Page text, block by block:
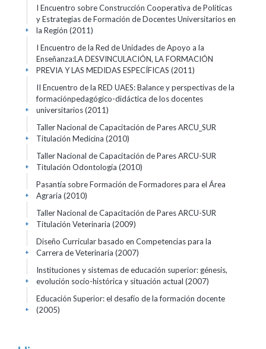
I Encuentro sobre Construcción Cooperativa de Políticas
y Estrategias de Formación de Docentes Universitarios en
la Región (2011)
+
I Encuentro de la Red de Unidades de Apoyo a la
Enseñanza:LA DESVINCULACIÓN, LA FORMACIÓN
PREVIA Y LAS MEDIDAS ESPECÍFICAS (2011)
+
II Encuentro de la RED UAES: Balance y perspectivas de la
formaciónpedagógico-didáctica de los docentes
universitarios(2011)
+
Taller Nacional de Capacitación de Pares ARCU_SUR
Titulación Medicina (2010)
+
Taller Nacional de Capacitación de Pares ARCU-SUR
Titulación Odontología (2010)
+
Pasantía sobre Formación de Formadores para el Área
Agraria (2010)
+
Taller Nacional de Capacitación de Pares ARCU-SUR
Titulación Veterinaria (2009)
+
Diseño Curricular basado en Competencias para la
Carrera de Veterinaria (2007)
+
Instituciones y sistemas de educación superior: génesis,
evolución socio-histórica y situación actual (2007)
+
Educación Superior: el desafío de la formación docente
(2005)
+